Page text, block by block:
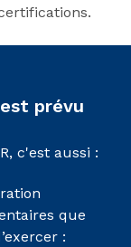
prévu
c'est aussi :
que
: